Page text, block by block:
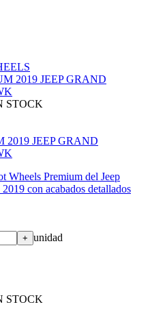
STOCK
2019 JEEP GRAND
Wheels Premium del Jeep
con acabados detallados
+ unidad
STOCK